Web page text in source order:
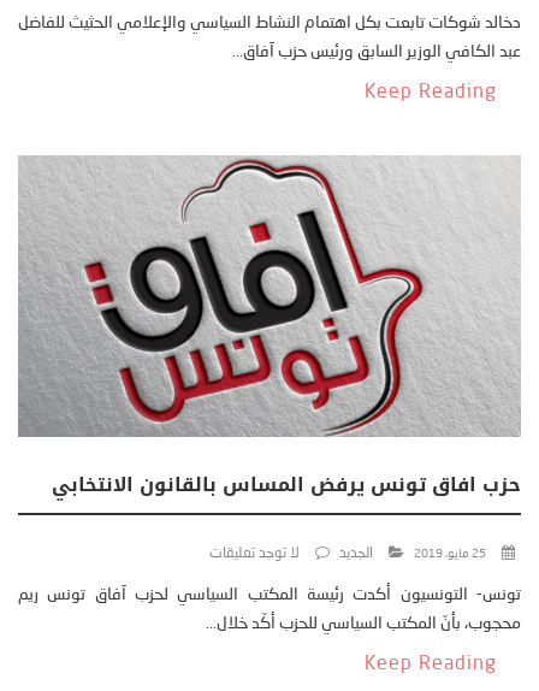
دخالد شوكات تابعت بكل اهتمام النشاط السياسي والإعلامي الحثيث للفاضل
عبد الكافي الوزير السابق ورئيس حزب آفاق...
Keep Reading
حزب افاق تونس يرفض المساس بالقانون الانتخابي
25 مايو، 2019 الجديد لا توجد تعليقات
تونس- التونسيون أكدت رئيسة المكتب السياسي لحزب آفاق تونس ريم
محجوب، بأنّ المكتب السياسي للحزب أكّد خلال...
Keep Reading